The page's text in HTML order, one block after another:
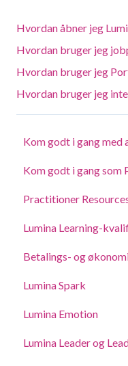
Hvordan åbner jeg
Hvordan bruger jeg
Hvordan bruger jeg
Hvordan bruger jeg
Kom godt i gang med
Besvar et
Log ind på din
Dine portrætter
Opdatere
Kom godt i gang som
Opret et projekt,
Practitioner
Coaching- og
Lumina Learning-
Online
Betalings- og
Køb og tilføjelse af
Lumina Spark
Lumina Emotion
Lumina Leader og